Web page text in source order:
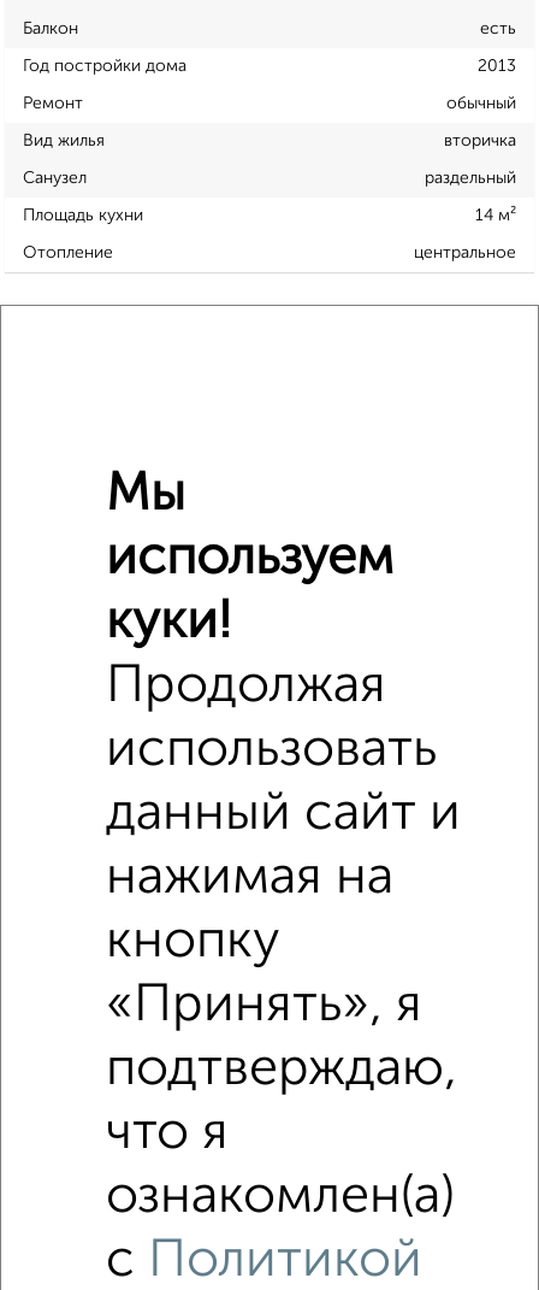
Балкон есть
Год постройки дома 2013
Ремонт обычный
Вид жилья вторичка
Санузел раздельный
Площадь кухни 14 м²
Отопление центральное
Поликлиники
Сравнение средних цен
1‑комнатные квартиры с похожей площадью ±10%
8 400 000
8 400 000
Средняя цена район
Мы
используем
куки!
Продолжая
использовать
данный сайт и
нажимая на
кнопку
«Принять», я
подтверждаю,
что я
ознакомлен(а)
с Политикой